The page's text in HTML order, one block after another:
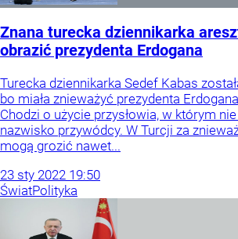
Znana turecka dziennikarka
obrazić prezydenta Erdogana
Turecka dziennikarka Sedef Kabas
bo miała znieważyć prezydenta
Chodzi o użycie przysłowia, w którym
nazwisko przywódcy. W Turcji za
mogą grozić nawet...
23 sty 2022 19:50
ŚwiatPolityka